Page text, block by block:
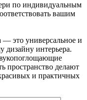
по индивидуальным
вашим
— это универсальное и
дизайну интерьера.
пространство делают
и практичных